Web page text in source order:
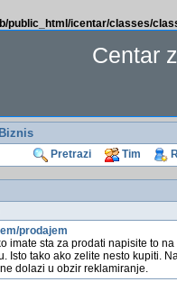
public_html/icentar/classes/
Centar
Pretrazi Tim
prodajem
imate sta za prodati napisite to na
Isto tako ako zelite nesto kupiti.
dolazi u obzir reklamiranje.